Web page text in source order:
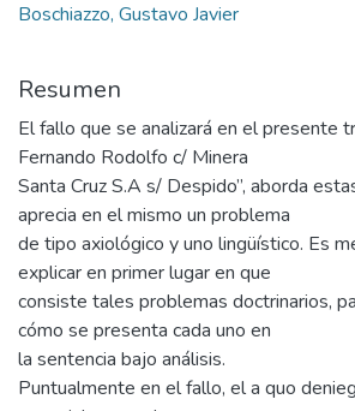
Boschiazzo, Gustavo Javier
Resumen
El fallo que se analizará en el presente
Fernando Rodolfo c/ Minera
Santa Cruz S.A s/ Despido”, aborda
aprecia en el mismo un problema
de tipo axiológico y uno lingüístico. Es
explicar en primer lugar en que
consiste tales problemas doctrinarios,
cómo se presenta cada uno en
la sentencia bajo análisis.
Puntualmente en el fallo, el a quo